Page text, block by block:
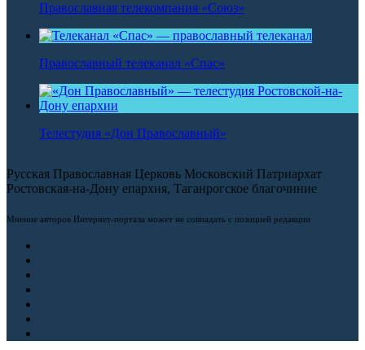
Православная телекомпания «Союз»
Православный телеканал «Спас»
Телестудия «Дон Православный»
Русская Православная Церковь Московский Патриархат
Ростовская-на-Дону епархия, Таганрогское благочиние
Мнение авторов Интернет-портала может не совпадать с позицией редакции